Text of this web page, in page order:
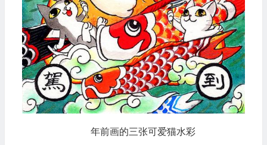
年前画的三张可爱猫水彩